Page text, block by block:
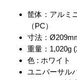
筐体：アルミ
（PC）
寸法：
重量：1,020g
色 : ホワイト
ユニバーサル